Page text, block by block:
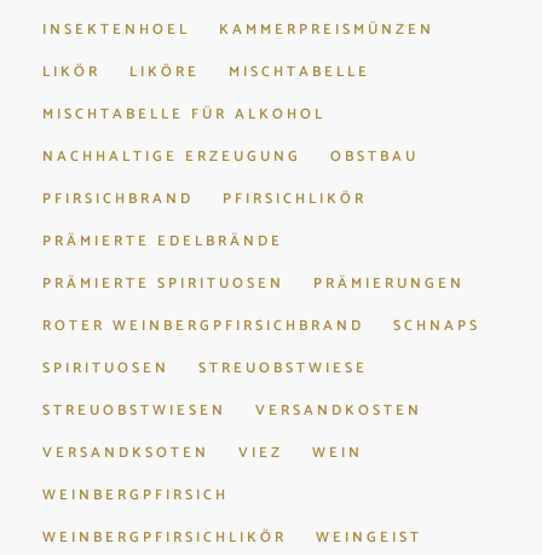
INSEKTENHOEL
KAMMERPREISMÜNZEN
LIKÖR
LIKÖRE
MISCHTABELLE
MISCHTABELLE FÜR ALKOHOL
NACHHALTIGE ERZEUGUNG
OBSTBAU
PFIRSICHBRAND
PFIRSICHLIKÖR
PRÄMIERTE EDELBRÄNDE
PRÄMIERTE SPIRITUOSEN
PRÄMIERUNGEN
ROTER WEINBERGPFIRSICHBRAND
SCHNAPS
SPIRITUOSEN
STREUOBSTWIESE
STREUOBSTWIESEN
VERSANDKOSTEN
VERSANDKSOTEN
VIEZ
WEIN
WEINBERGPFIRSICH
WEINBERGPFIRSICHLIKÖR
WEINGEIST